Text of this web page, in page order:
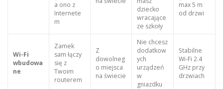
a ono z
Internete
m
dziecko
wracające
ze szkoły
max 5 m
od drzwi
Wi-Fi
wbudowa
ne
Zamek
sam łączy
się z
Twoim
routerem
Z
dowolneg
o miejsca
na świecie
Nie chcesz
dodatkow
ych
urządzeń
w
gniazdku
Stabilne
Wi-Fi 2.4
GHz przy
drzwiach